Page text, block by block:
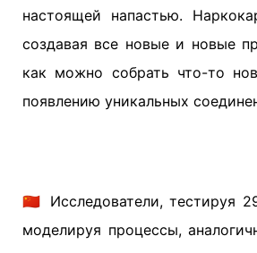
настоящей напастью.
создавая все новые и новые
как можно собрать что-то
появлению уникальных
🇨🇳 Исследователи, тестируя
моделируя процессы,